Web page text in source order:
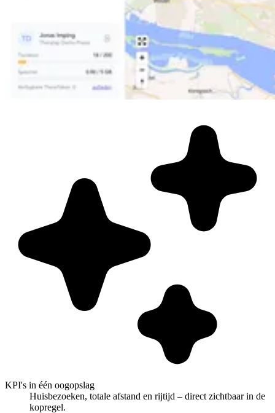
KPI's in één oogopslag
Huisbezoeken, totale afstand en rijtijd – direct zichtbaar in de
kopregel.